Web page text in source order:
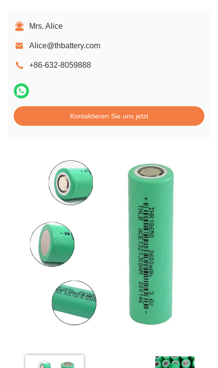
Mrs. Alice
Alice@thbattery.com
+86-632-8059888
Kontaktieren Sie uns jetzt